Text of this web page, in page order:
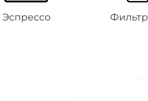
Эспрессо Фильтр